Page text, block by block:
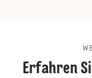
Erfahren